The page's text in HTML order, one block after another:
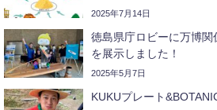
2025年7月14日
徳島県庁ロビーに万博
を展示しました！
2025年5月7日
KUKUプレート